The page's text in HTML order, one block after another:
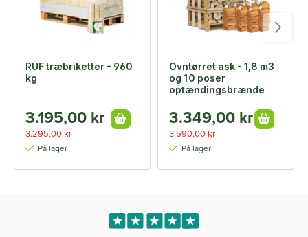
RUF træbriketter - 960
kg
3.195,00 kr
3.295,00 kr
På lager
Ovntørret ask - 1,8 m3
og 10 poser
optændingsbrænde
3.349,00 kr
3.590,00 kr
På lager